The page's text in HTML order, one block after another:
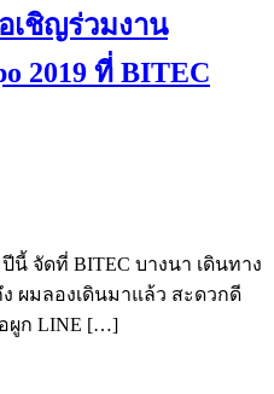
เชิญร่วมงาน
2019 ที่ BITEC
ปีนี้ จัดที่ BITEC บางนา เดินทาง
ผมลองเดินมาแล้ว สะดวกดี
ผูก LINE […]